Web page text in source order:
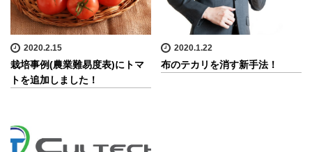
2020.2.15
栽培事例(農業難易度表)にトマ
トを追加しました！
2020.1.22
布のテカリを消す新手法！